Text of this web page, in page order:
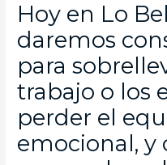
Hoy en Lo
daremos
para
trabajo o los
perder el
emocional, y
entradas